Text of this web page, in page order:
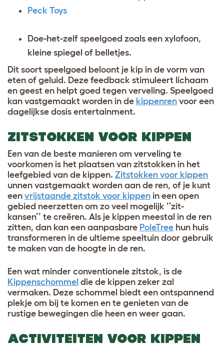
Peck Toys
Doe-het-zelf speelgoed zoals een xylofoon,
kleine spiegel of belletjes.
Dit soort speelgoed beloont je kip in de vorm van
eten of geluid. Deze feedback stimuleert lichaam
en geest en helpt goed tegen verveling. Speelgoed
kan vastgemaakt worden in de kippenren voor een
dagelijkse dosis entertainment.
ZITSTOKKEN VOOR KIPPEN
Een van de beste manieren om verveling te
voorkomen is het plaatsen van zitstokken in het
leefgebied van de kippen. Zitstokken voor kippen
unnen vastgemaakt worden aan de ren, of je kunt
een vrijstaande zitstok voor kippen in een open
gebied neerzetten om zo veel mogelijk ‘’zit-
kansen’’ te creëren. Als je kippen meestal in de ren
zitten, dan kan een aanpasbare PoleTree hun huis
transformeren in de ultieme speeltuin door gebruik
te maken van de hoogte in de ren.
Een wat minder conventionele zitstok, is de
Kippenschommel die de kippen zeker zal
vermaken. Deze schommel biedt een ontspannend
plekje om bij te komen en te genieten van de
rustige bewegingen die heen en weer gaan.
ACTIVITEITEN VOOR KIPPEN